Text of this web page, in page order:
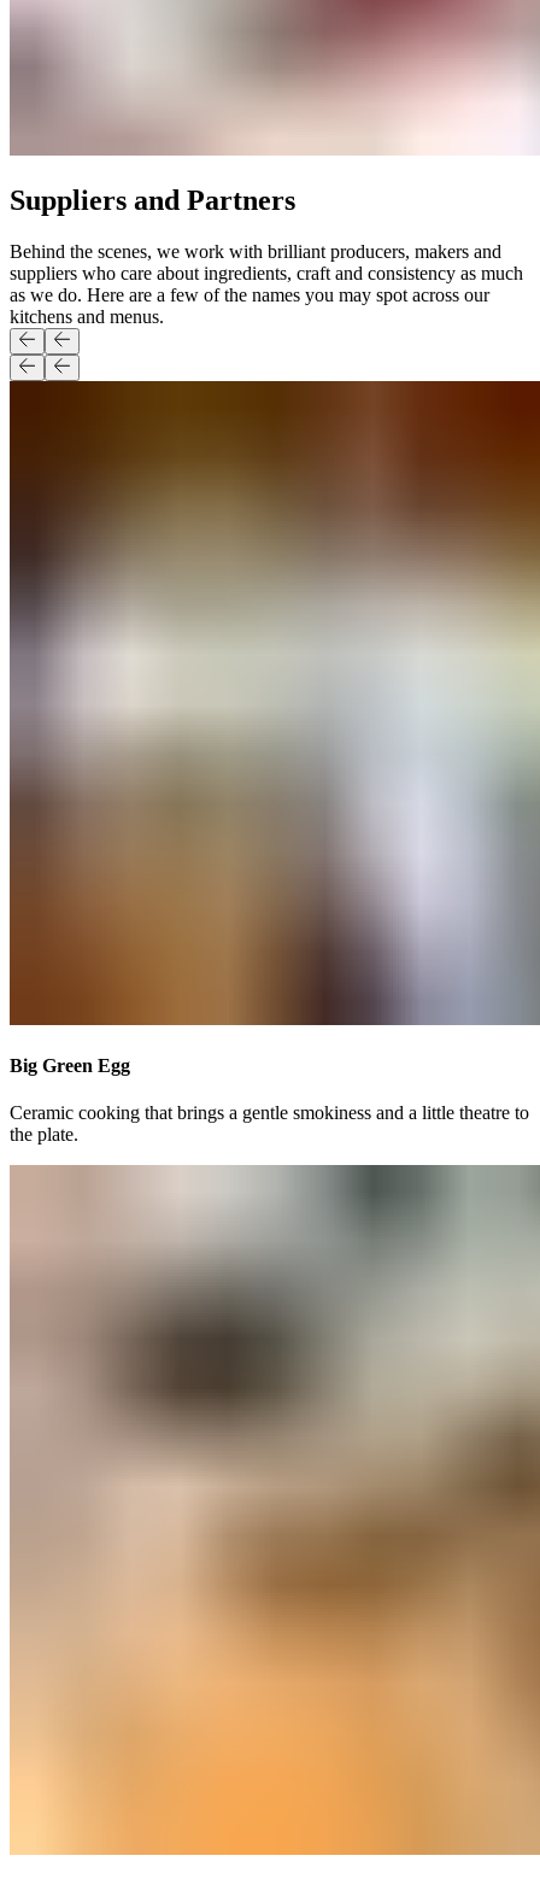
Suppliers and Partners​​​​‌ ‍ ​‍​‍‌‍ ‌ ​‍‌‍‍‌‌‍‌ ‌‍‍‌‌‍ ‍​‍​‍​ ‍‍​‍​‍‌ ​ ‌‍​‌‌‍ ‍‌‍‍‌‌ ‌​‌ ‍‌​‍ ‍‌‍‍‌‌‍ ​‍​‍​‍ ​​‍​‍‌‍‍​‌ ​‍‌‍‌‌‌‍‌‍​‍​‍​ ‍‍​‍​‍‌‍‍​‌ ‌​‌ ‌​‌ ​​‌ ​ ​ ‍‍​‍ ​‍ ‌‍ ​​‍ ‌‌‍​‌‌‍ ‍‌‍‌​​‍ ‌‌ ​‍​‍ ‌‌‍‍​‌‍ ‌ ‌​‌‍‌‌‌‍ ​‌ ​ ​‍ ‌‌ ​ ‌ ‌​‌ ‌‌‌‍‌​‌‍‍‌‌‍ ​‍ ‍‌ ‌‍‌‍‌‌‌ ​‍‌‍​ ‌‍‌‌‌‍ ​​‍ ‍‌‍​‌‌ ​​‌ ​​​‍ ‌‍‍‌‌‍ ‍‌ ‌​‌‍‌‌‌‍ ‍‌ ‌​​‍ ‌‍‌‌‌‍‌​‌‍‍‌‌ ‌​​‍ ‌‍ ‌‌‍ ‌‍‌​‌‍‌‌​ ‌‌ ​​‌ ​‍‌‍‌‌‌ ​ ‌‍‌‌‌‍ ‍‌ ‌​‌‍​‌‌ ‌​‌‍‍‌‌‍ ‌‍ ‍​ ‍ ‌‍‍‌‌‍‌​​ ‌‌‍​‍​ ‌‌‌‍‌‌​ ‌ ‌‍​‌​ ​​​ ‍​‌‍​‌​‍ ‌‌‍‌​​ ‍‌‌‍​ ​ ‌‌​‍ ‌​ ‌​‌‍‌‌​ ‍‌​ ‌ ​‍ ‌‌‍​‍​ ​‍​ ‌‌‌‍​‌​‍ ‌​ ​‍​ ‌‌​ ​‌​ ‍‌​ ​‌​ ​‍‌‍​ ​ ​‍‌‍​ ‌‍​‌‌‍‌‍‌‍‌‌​ ‍ ‌ ‌​‌ ‍‌‌ ​​‌‍‌‌​ ‌‌‍‍​‌‍ ‌ ‌​‌‍‌‌‌‍ ​‌‌​ ‌‍‍‌‌ ‌​‌‍‌‌‌‌​​‌‍​‌‌‍‌ ‌‍‌‌​ ‍ ‌ ​​‌‍​‌‌ ‌​‌‍‍​​ ‌‌ ​​‌‍​‌‌‍‌ ‌‍‌‌‌​​‍‌ ‌‌‌‍‍‌‌‍ ​‌‍‌​‌‍‌‌‌ ​‍​‍‌‌​ ‌‌‌​​‍‌‌ ‌‍‍ ‌‍‌‌‌ ‍‌​‍‌‌​ ​ ‌​‌​​‍‌‌​ ​ ‌​‌​​‍‌‌​ ​‍​ ​‍​ ​ ‌‍​‍‌‍​‍​ ​‌‌‍​ ‌‍‌‌​ ‌‌‌‍‌‍‌‍​‌‌‍​‌​ ‌‍​ ‌‍​‍‌‌​ ​‍​ ​‍​‍‌‌​ ‌‌‌​‌​​‍ ‍‌‍‍​‌‍‌‌‌‍​‌‌‍‌​‌‍‍‌‌‍ ‍‌‍‌ ​ ‌‍​‍‌‍​‌‌ ​ ‌‍‌‌‌‌‌‌‌ ​‍‌‍ ​​ ‌‌‍‍​‌ ‌​‌ ‌​‌ ​​‌ ​ ​‍‌‌​ ​ ‌​​‌​‍‌‌​ ​‍‌​‌‍​‍‌‌​ ​‍‌​‌‍‌‍ ​​‍ ‌‌‍​‌‌‍ ‍‌‍‌​​‍ ‌‌ ​‍​‍ ‌‌‍‍​‌‍ ‌ ‌​‌‍‌‌‌‍ ​‌ ​ ​‍ ‌‌ ​ ‌ ‌​‌ ‌‌‌‍‌​‌‍‍‌‌‍ ​‍ ‍‌ ‌‍‌‍‌‌‌ ​‍‌‍​ ‌‍‌‌‌‍ ​​‍ ‍‌‍​‌‌ ​​‌ ​​​‍‌‍‌‍‍‌‌‍‌​​ ‌‌‍​‍​ ‌‌‌‍‌‌​ ‌ ‌‍​‌​ ​​​ ‍​‌‍​‌​‍ ‌‌‍‌​​ ‍‌‌‍​ ​ ‌‌​‍ ‌​ ‌​‌‍‌‌​ ‍‌​ ‌ ​‍ ‌‌‍​‍​ ​‍​ ‌‌‌‍​‌​‍ ‌​ ​‍​ ‌‌​ ​‌​ ‍‌​ ​‌​ ​‍‌‍​ ​ ​‍‌‍​ ‌‍​‌‌‍‌‍‌‍‌‌​‍‌‍‌ ‌​‌ ‍‌‌ ​​‌‍‌‌​ ‌‌‍‍​‌‍ ‌ ‌​‌‍‌‌‌‍ ​‌‌​ ‌‍‍‌‌ ‌​‌‍‌‌‌‌​​‌‍​‌‌‍‌ ‌‍‌‌​‍‌‍‌ ​​‌‍​‌‌ ‌​‌‍‍​​ ‌‌ ​​‌‍​‌‌‍‌ ‌‍‌‌‌​​‍‌ ‌‌‌‍‍‌‌‍ ​‌‍‌​‌‍‌‌‌ ​‍​‍‌‌​ ‌‌‌​​‍‌‌ ‌‍‍ ‌‍‌‌‌ ‍‌​‍‌‌​ ​ ‌​‌​​‍‌‌​ ​ ‌​‌​​‍‌‌​ ​‍​ ​‍​ ​ ‌‍​‍‌‍​‍​ ​‌‌‍​ ‌‍‌‌​ ‌‌‌‍‌‍‌‍​‌‌‍​‌​ ‌‍​ ‌‍​‍‌‌​ ​‍​ ​‍​‍‌‌​ ‌‌‌​‌​​‍ ‍‌‍‍​‌‍‌‌‌‍​‌‌‍‌​‌‍‍‌‌‍ ‍‌‍‌ ​‍‌‍‌ ​​‌‍‌‌‌ ​‍‌ ​ ‌ ​​‌‍‌‌‌‍​ ‌ ‌​‌‍‍‌‌ ‌‍‌‍‌‌​ ‌‌ ​​‌ ‌‌‌‍​‍‌‍ ​‌‍‍‌‌ ​ ‌‍‍​‌‍‌‌‌‍‌​​‍​‍‌ ‌
Behind the scenes, we work with brilliant producers, makers and
suppliers who care about ingredients, craft and consistency as much
as we do. Here are a few of the names you may spot across our
kitchens and menus.​​​​‌ ‍ ​‍​‍‌‍ ‌ ​‍‌‍‍‌‌‍‌ ‌‍‍‌‌‍ ‍​‍​‍​ ‍‍​‍​‍‌ ​ ‌‍​‌‌‍ ‍‌‍‍‌‌ ‌​‌ ‍‌​‍ ‍‌‍‍‌‌‍ ​‍​‍​‍ ​​‍​‍‌‍‍​‌ ​‍‌‍‌‌‌‍‌‍​‍​‍​ ‍‍​‍​‍‌‍‍​‌ ‌​‌ ‌​‌ ​​‌ ​ ​ ‍‍​‍ ​‍ ‌‍ ​​‍ ‌‌‍​‌‌‍ ‍‌‍‌​​‍ ‌‌ ​‍​‍ ‌‌‍‍​‌‍ ‌ ‌​‌‍‌‌‌‍ ​‌ ​ ​‍ ‌‌ ​ ‌ ‌​‌ ‌‌‌‍‌​‌‍‍‌‌‍ ​‍ ‍‌ ‌‍‌‍‌‌‌ ​‍‌‍​ ‌‍‌‌‌‍ ​​‍ ‍‌‍​‌‌ ​​‌ ​​​‍ ‌‍‍‌‌‍ ‍‌ ‌​‌‍‌‌‌‍ ‍‌ ‌​​‍ ‌‍‌‌‌‍‌​‌‍‍‌‌ ‌​​‍ ‌‍ ‌‌‍ ‌‍‌​‌‍‌‌​ ‌‌ ​​‌ ​‍‌‍‌‌‌ ​ ‌‍‌‌‌‍ ‍‌ ‌​‌‍​‌‌ ‌​‌‍‍‌‌‍ ‌‍ ‍​ ‍ ‌‍‍‌‌‍‌​​ ‌‌‍​‍​ ‌‌‌‍‌‌​ ‌ ‌‍​‌​ ​​​ ‍​‌‍​‌​‍ ‌‌‍‌​​ ‍‌‌‍​ ​ ‌‌​‍ ‌​ ‌​‌‍‌‌​ ‍‌​ ‌ ​‍ ‌‌‍​‍​ ​‍​ ‌‌‌‍​‌​‍ ‌​ ​‍​ ‌‌​ ​‌​ ‍‌​ ​‌​ ​‍‌‍​ ​ ​‍‌‍​ ‌‍​‌‌‍‌‍‌‍‌‌​ ‍ ‌ ‌​‌ ‍‌‌ ​​‌‍‌‌​ ‌‌‍‍​‌‍ ‌ ‌​‌‍‌‌‌‍ ​‌‌​ ‌‍‍‌‌ ‌​‌‍‌‌‌‌​​‌‍​‌‌‍‌ ‌‍‌‌​ ‍ ‌ ​​‌‍​‌‌ ‌​‌‍‍​​ ‌‌ ​​‌‍​‌‌‍‌ ‌‍‌‌‌​​‍‌ ‌‌‌‍‍‌‌‍ ​‌‍‌​‌‍‌‌‌ ​‍​‍‌‌​ ‌‌‌​​‍‌‌ ‌‍‍ ‌‍‌‌‌ ‍‌​‍‌‌​ ​ ‌​‌​​‍‌‌​ ​ ‌​‌​​‍‌‌​ ​‍​ ​‍​ ​ ‌‍​‍‌‍​‍​ ​‌‌‍​ ‌‍‌‌​ ‌‌‌‍‌‍‌‍​‌‌‍​‌​ ‌‍​ ‌‍​‍‌‌​ ​‍​ ​‍​‍‌‌​ ‌‌‌​‌​​‍ ‍‌‍​‍‌‍ ‌‍‌​‌ ‍‌​ ‌‍​‍‌‍​‌‌ ​ ‌‍‌‌‌‌‌‌‌ ​‍‌‍ ​​ ‌‌‍‍​‌ ‌​‌ ‌​‌ ​​‌ ​ ​‍‌‌​ ​ ‌​​‌​‍‌‌​ ​‍‌​‌‍​‍‌‌​ ​‍‌​‌‍‌‍ ​​‍ ‌‌‍​‌‌‍ ‍‌‍‌​​‍ ‌‌ ​‍​‍ ‌‌‍‍​‌‍ ‌ ‌​‌‍‌‌‌‍ ​‌ ​ ​‍ ‌‌ ​ ‌ ‌​‌ ‌‌‌‍‌​‌‍‍‌‌‍ ​‍ ‍‌ ‌‍‌‍‌‌‌ ​‍‌‍​ ‌‍‌‌‌‍ ​​‍ ‍‌‍​‌‌ ​​‌ ​​​‍‌‍‌‍‍‌‌‍‌​​ ‌‌‍​‍​ ‌‌‌‍‌‌​ ‌ ‌‍​‌​ ​​​ ‍​‌‍​‌​‍ ‌‌‍‌​​ ‍‌‌‍​ ​ ‌‌​‍ ‌​ ‌​‌‍‌‌​ ‍‌​ ‌ ​‍ ‌‌‍​‍​ ​‍​ ‌‌‌‍​‌​‍ ‌​ ​‍​ ‌‌​ ​‌​ ‍‌​ ​‌​ ​‍‌‍​ ​ ​‍‌‍​ ‌‍​‌‌‍‌‍‌‍‌‌​‍‌‍‌ ‌​‌ ‍‌‌ ​​‌‍‌‌​ ‌‌‍‍​‌‍ ‌ ‌​‌‍‌‌‌‍ ​‌‌​ ‌‍‍‌‌ ‌​‌‍‌‌‌‌​​‌‍​‌‌‍‌ ‌‍‌‌​‍‌‍‌ ​​‌‍​‌‌ ‌​‌‍‍​​ ‌‌ ​​‌‍​‌‌‍‌ ‌‍‌‌‌​​‍‌ ‌‌‌‍‍‌‌‍ ​‌‍‌​‌‍‌‌‌ ​‍​‍‌‌​ ‌‌‌​​‍‌‌ ‌‍‍ ‌‍‌‌‌ ‍‌​‍‌‌​ ​ ‌​‌​​‍‌‌​ ​ ‌​‌​​‍‌‌​ ​‍​ ​‍​ ​ ‌‍​‍‌‍​‍​ ​‌‌‍​ ‌‍‌‌​ ‌‌‌‍‌‍‌‍​‌‌‍​‌​ ‌‍​ ‌‍​‍‌‌​ ​‍​ ​‍​‍‌‌​ ‌‌‌​‌​​‍ ‍‌‍​‍‌‍ ‌‍‌​‌ ‍‌​‍‌‍‌ ​​‌‍‌‌‌ ​‍‌ ​ ‌ ​​‌‍‌‌‌‍​ ‌ ‌​‌‍‍‌‌ ‌‍‌‍‌‌​ ‌‌ ​​‌ ‌‌‌‍​‍‌‍ ​‌‍‍‌‌ ​ ‌‍‍​‌‍‌‌‌‍‌​​‍​‍‌ ‌
Big Green Egg​​​​‌ ‍ ​‍​‍‌‍ ‌ ​‍‌‍‍‌‌‍‌ ‌‍‍‌‌‍ ‍​‍​‍​ ‍‍​‍​‍‌ ​ ‌‍​‌‌‍ ‍‌‍‍‌‌ ‌​‌ ‍‌​‍ ‍‌‍‍‌‌‍ ​‍​‍​‍ ​​‍​‍‌‍‍​‌ ​‍‌‍‌‌‌‍‌‍​‍​‍​ ‍‍​‍​‍‌‍‍​‌ ‌​‌ ‌​‌ ​​‌ ​ ​ ‍‍​‍ ​‍ ‌‍ ​​‍ ‌‌‍​‌‌‍ ‍‌‍‌​​‍ ‌‌ ​‍​‍ ‌‌‍‍​‌‍ ‌ ‌​‌‍‌‌‌‍ ​‌ ​ ​‍ ‌‌ ​ ‌ ‌​‌ ‌‌‌‍‌​‌‍‍‌‌‍ ​‍ ‍‌ ‌‍‌‍‌‌‌ ​‍‌‍​ ‌‍‌‌‌‍ ​​‍ ‍‌‍​‌‌ ​​‌ ​​​‍ ‌‍‍‌‌‍ ‍‌ ‌​‌‍‌‌‌‍ ‍‌ ‌​​‍ ‌‍‌‌‌‍‌​‌‍‍‌‌ ‌​​‍ ‌‍ ‌‌‍ ‌‍‌​‌‍‌‌​ ‌‌ ​​‌ ​‍‌‍‌‌‌ ​ ‌‍‌‌‌‍ ‍‌ ‌​‌‍​‌‌ ‌​‌‍‍‌‌‍ ‌‍ ‍​ ‍ ‌‍‍‌‌‍‌​​ ‌‌‍​‍​ ‌‌‌‍‌‌​ ‌ ‌‍​‌​ ​​​ ‍​‌‍​‌​‍ ‌‌‍‌​​ ‍‌‌‍​ ​ ‌‌​‍ ‌​ ‌​‌‍‌‌​ ‍‌​ ‌ ​‍ ‌‌‍​‍​ ​‍​ ‌‌‌‍​‌​‍ ‌​ ​‍​ ‌‌​ ​‌​ ‍‌​ ​‌​ ​‍‌‍​ ​ ​‍‌‍​ ‌‍​‌‌‍‌‍‌‍‌‌​ ‍ ‌ ‌​‌ ‍‌‌ ​​‌‍‌‌​ ‌‌‍‍​‌‍ ‌ ‌​‌‍‌‌‌‍ ​‌‌​ ‌‍‍‌‌ ‌​‌‍‌‌‌‌​​‌‍​‌‌‍‌ ‌‍‌‌​ ‍ ‌ ​​‌‍​‌‌ ‌​‌‍‍​​ ‌‌ ​​‌‍​‌‌‍‌ ‌‍‌‌‌​​‍‌ ‌‌‌‍‍‌‌‍ ​‌‍‌​‌‍‌‌‌ ​‍​‍‌‌​ ‌‌‌​​‍‌‌ ‌‍‍ ‌‍‌‌‌ ‍‌​‍‌‌​ ​ ‌​‌​​‍‌‌​ ​ ‌​‌​​‍‌‌​ ​‍​ ​‍​ ​ ‌‍​‍‌‍​‍​ ​‌‌‍​ ‌‍‌‌​ ‌‌‌‍‌‍‌‍​‌‌‍​‌​ ‌‍​ ‌‍​‍‌‌​ ​‍​ ​‍​‍‌‌​ ‌‌‌​‌​​‍ ‍‌ ​ ‌‍‌‌‌‍​ ‌ ‌​‌‍‍‌‌‍ ‌‍ ‍‌ ​ ​‍‌‌​ ‌‌‌​​‍‌‌ ‌‍‍ ‌‍‌‌‌ ‍‌​‍‌‌​ ​ ‌​‌​​‍‌‌​ ​ ‌​‌​​‍‌‌​ ​‍​ ​‍‌‍​ ​ ​ ‌‍​‍​ ‌ ‌‍‌‌​ ​​​ ​​‌‍‌​​ ‌ ​ ‍‌​ ‌ ‌‍​‌​‍‌‌​ ​‍​ ​‍​‍‌‌​ ‌‌‌​‌​​‍ ‍‌ ​ ‌‍‌‌‌‍​ ‌ ‌​‌‍‍‌‌‍ ‌‍ ‍‌​​ ‌‍ ‌‍ ‍‌ ‌​‌‍‌‌‌‍ ‍‌ ‌​​‍‌‌​ ‌‌‌​​‍‌‌ ‌‍‍ ‌‍‌‌‌ ‍‌​‍‌‌​ ​ ‌​‌​​‍‌‌​ ​ ‌​‌​​‍‌‌​ ​‍​ ​‍​ ‌​‌‍‌‍‌‍​‍‌‍​‌​ ​‍​ ‌‍‌‍‌‍​ ‌​​ ‌​​ ‌ ​ ​‍​ ‌‌​‍‌‌​ ​‍​ ​‍​‍‌‌​ ‌‌‌​‌​​‍ ‍‌ ‌​‌‍‍‌‌ ‌​‌‍ ​‌‍‌‌​ ‌‍​‍‌‍​‌‌ ​ ‌‍‌‌‌‌‌‌‌ ​‍‌‍ ​​ ‌‌‍‍​‌ ‌​‌ ‌​‌ ​​‌ ​ ​‍‌‌​ ​ ‌​​‌​‍‌‌​ ​‍‌​‌‍​‍‌‌​ ​‍‌​‌‍‌‍ ​​‍ ‌‌‍​‌‌‍ ‍‌‍‌​​‍ ‌‌ ​‍​‍ ‌‌‍‍​‌‍ ‌ ‌​‌‍‌‌‌‍ ​‌ ​ ​‍ ‌‌ ​ ‌ ‌​‌ ‌‌‌‍‌​‌‍‍‌‌‍ ​‍ ‍‌ ‌‍‌‍‌‌‌ ​‍‌‍​ ‌‍‌‌‌‍ ​​‍ ‍‌‍​‌‌ ​​‌ ​​​‍‌‍‌‍‍‌‌‍‌​​ ‌‌‍​‍​ ‌‌‌‍‌‌​ ‌ ‌‍​‌​ ​​​ ‍​‌‍​‌​‍ ‌‌‍‌​​ ‍‌‌‍​ ​ ‌‌​‍ ‌​ ‌​‌‍‌‌​ ‍‌​ ‌ ​‍ ‌‌‍​‍​ ​‍​ ‌‌‌‍​‌​‍ ‌​ ​‍​ ‌‌​ ​‌​ ‍‌​ ​‌​ ​‍‌‍​ ​ ​‍‌‍​ ‌‍​‌‌‍‌‍‌‍‌‌​‍‌‍‌ ‌​‌ ‍‌‌ ​​‌‍‌‌​ ‌‌‍‍​‌‍ ‌ ‌​‌‍‌‌‌‍ ​‌‌​ ‌‍‍‌‌ ‌​‌‍‌‌‌‌​​‌‍​‌‌‍‌ ‌‍‌‌​‍‌‍‌ ​​‌‍​‌‌ ‌​‌‍‍​​ ‌‌ ​​‌‍​‌‌‍‌ ‌‍‌‌‌​​‍‌ ‌‌‌‍‍‌‌‍ ​‌‍‌​‌‍‌‌‌ ​‍​‍‌‌​ ‌‌‌​​‍‌‌ ‌‍‍ ‌‍‌‌‌ ‍‌​‍‌‌​ ​ ‌​‌​​‍‌‌​ ​ ‌​‌​​‍‌‌​ ​‍​ ​‍​ ​ ‌‍​‍‌‍​‍​ ​‌‌‍​ ‌‍‌‌​ ‌‌‌‍‌‍‌‍​‌‌‍​‌​ ‌‍​ ‌‍​‍‌‌​ ​‍​ ​‍​‍‌‌​ ‌‌‌​‌​​‍ ‍‌ ​ ‌‍‌‌‌‍​ ‌ ‌​‌‍‍‌‌‍ ‌‍ ‍‌ ​ ​‍‌‌​ ‌‌‌​​‍‌‌ ‌‍‍ ‌‍‌‌‌ ‍‌​‍‌‌​ ​ ‌​‌​​‍‌‌​ ​ ‌​‌​​‍‌‌​ ​‍​ ​‍‌‍​ ​ ​ ‌‍​‍​ ‌ ‌‍‌‌​ ​​​ ​​‌‍‌​​ ‌ ​ ‍‌​ ‌ ‌‍​‌​‍‌‌​ ​‍​ ​‍​‍‌‌​ ‌‌‌​‌​​‍ ‍‌ ​ ‌‍‌‌‌‍​ ‌ ‌​‌‍‍‌‌‍ ‌‍ ‍‌​​ ‌‍ ‌‍ ‍‌ ‌​‌‍‌‌‌‍ ‍‌ ‌​​‍‌‌​ ‌‌‌​​‍‌‌ ‌‍‍ ‌‍‌‌‌ ‍‌​‍‌‌​ ​ ‌​‌​​‍‌‌​ ​ ‌​‌​​‍‌‌​ ​‍​ ​‍​ ‌​‌‍‌‍‌‍​‍‌‍​‌​ ​‍​ ‌‍‌‍‌‍​ ‌​​ ‌​​ ‌ ​ ​‍​ ‌‌​‍‌‌​ ​‍​ ​‍​‍‌‌​ ‌‌‌​‌​​‍ ‍‌ ‌​‌‍‍‌‌ ‌​‌‍ ​‌‍‌‌​‍‌‍‌ ​​‌‍‌‌‌ ​‍‌ ​ ‌ ​​‌‍‌‌‌‍​ ‌ ‌​‌‍‍‌‌ ‌‍‌‍‌‌​ ‌‌ ​​‌ ‌‌‌‍​‍‌‍ ​‌‍‍‌‌ ​ ‌‍‍​‌‍‌‌‌‍‌​​‍​‍‌ ‌
Ceramic cooking that brings a gentle smokiness and a little theatre to
the plate. ​​​​‌ ‍ ​‍​‍‌‍ ‌ ​‍‌‍‍‌‌‍‌ ‌‍‍‌‌‍ ‍​‍​‍​ ‍‍​‍​‍‌ ​ ‌‍​‌‌‍ ‍‌‍‍‌‌ ‌​‌ ‍‌​‍ ‍‌‍‍‌‌‍ ​‍​‍​‍ ​​‍​‍‌‍‍​‌ ​‍‌‍‌‌‌‍‌‍​‍​‍​ ‍‍​‍​‍‌‍‍​‌ ‌​‌ ‌​‌ ​​‌ ​ ​ ‍‍​‍ ​‍ ‌‍ ​​‍ ‌‌‍​‌‌‍ ‍‌‍‌​​‍ ‌‌ ​‍​‍ ‌‌‍‍​‌‍ ‌ ‌​‌‍‌‌‌‍ ​‌ ​ ​‍ ‌‌ ​ ‌ ‌​‌ ‌‌‌‍‌​‌‍‍‌‌‍ ​‍ ‍‌ ‌‍‌‍‌‌‌ ​‍‌‍​ ‌‍‌‌‌‍ ​​‍ ‍‌‍​‌‌ ​​‌ ​​​‍ ‌‍‍‌‌‍ ‍‌ ‌​‌‍‌‌‌‍ ‍‌ ‌​​‍ ‌‍‌‌‌‍‌​‌‍‍‌‌ ‌​​‍ ‌‍ ‌‌‍ ‌‍‌​‌‍‌‌​ ‌‌ ​​‌ ​‍‌‍‌‌‌ ​ ‌‍‌‌‌‍ ‍‌ ‌​‌‍​‌‌ ‌​‌‍‍‌‌‍ ‌‍ ‍​ ‍ ‌‍‍‌‌‍‌​​ ‌‌‍​‍​ ‌‌‌‍‌‌​ ‌ ‌‍​‌​ ​​​ ‍​‌‍​‌​‍ ‌‌‍‌​​ ‍‌‌‍​ ​ ‌‌​‍ ‌​ ‌​‌‍‌‌​ ‍‌​ ‌ ​‍ ‌‌‍​‍​ ​‍​ ‌‌‌‍​‌​‍ ‌​ ​‍​ ‌‌​ ​‌​ ‍‌​ ​‌​ ​‍‌‍​ ​ ​‍‌‍​ ‌‍​‌‌‍‌‍‌‍‌‌​ ‍ ‌ ‌​‌ ‍‌‌ ​​‌‍‌‌​ ‌‌‍‍​‌‍ ‌ ‌​‌‍‌‌‌‍ ​‌‌​ ‌‍‍‌‌ ‌​‌‍‌‌‌‌​​‌‍​‌‌‍‌ ‌‍‌‌​ ‍ ‌ ​​‌‍​‌‌ ‌​‌‍‍​​ ‌‌ ​​‌‍​‌‌‍‌ ‌‍‌‌‌​​‍‌ ‌‌‌‍‍‌‌‍ ​‌‍‌​‌‍‌‌‌ ​‍​‍‌‌​ ‌‌‌​​‍‌‌ ‌‍‍ ‌‍‌‌‌ ‍‌​‍‌‌​ ​ ‌​‌​​‍‌‌​ ​ ‌​‌​​‍‌‌​ ​‍​ ​‍​ ​ ‌‍​‍‌‍​‍​ ​‌‌‍​ ‌‍‌‌​ ‌‌‌‍‌‍‌‍​‌‌‍​‌​ ‌‍​ ‌‍​‍‌‌​ ​‍​ ​‍​‍‌‌​ ‌‌‌​‌​​‍ ‍‌ ​ ‌‍‌‌‌‍​ ‌ ‌​‌‍‍‌‌‍ ‌‍ ‍‌ ​ ​‍‌‌​ ‌‌‌​​‍‌‌ ‌‍‍ ‌‍‌‌‌ ‍‌​‍‌‌​ ​ ‌​‌​​‍‌‌​ ​ ‌​‌​​‍‌‌​ ​‍​ ​‍‌‍​ ​ ​ ‌‍​‍​ ‌ ‌‍‌‌​ ​​​ ​​‌‍‌​​ ‌ ​ ‍‌​ ‌ ‌‍​‌​‍‌‌​ ​‍​ ​‍​‍‌‌​ ‌‌‌​‌​​‍ ‍‌ ​ ‌‍‌‌‌‍​ ‌ ‌​‌‍‍‌‌‍ ‌‍ ‍‌​​ ‌‍ ‌‍ ‍‌ ‌​‌‍‌‌‌‍ ‍‌ ‌​​‍‌‌​ ‌‌‌​​‍‌‌ ‌‍‍ ‌‍‌‌‌ ‍‌​‍‌‌​ ​ ‌​‌​​‍‌‌​ ​ ‌​‌​​‍‌‌​ ​‍​ ​‍​ ‌​‌‍‌‍‌‍​‍‌‍​‌​ ​‍​ ‌‍‌‍‌‍​ ‌​​ ‌​​ ‌ ​ ​‍​ ‌‌​‍‌‌​ ​‍​ ​‍​‍‌‌​ ‌‌‌​‌​​‍ ‍‌‍‌‌‌ ‍​‌‍​ ‌‍‌‌‌ ​‍‌ ​​‌ ‌​​ ‌‍​‍‌‍​‌‌ ​ ‌‍‌‌‌‌‌‌‌ ​‍‌‍ ​​ ‌‌‍‍​‌ ‌​‌ ‌​‌ ​​‌ ​ ​‍‌‌​ ​ ‌​​‌​‍‌‌​ ​‍‌​‌‍​‍‌‌​ ​‍‌​‌‍‌‍ ​​‍ ‌‌‍​‌‌‍ ‍‌‍‌​​‍ ‌‌ ​‍​‍ ‌‌‍‍​‌‍ ‌ ‌​‌‍‌‌‌‍ ​‌ ​ ​‍ ‌‌ ​ ‌ ‌​‌ ‌‌‌‍‌​‌‍‍‌‌‍ ​‍ ‍‌ ‌‍‌‍‌‌‌ ​‍‌‍​ ‌‍‌‌‌‍ ​​‍ ‍‌‍​‌‌ ​​‌ ​​​‍‌‍‌‍‍‌‌‍‌​​ ‌‌‍​‍​ ‌‌‌‍‌‌​ ‌ ‌‍​‌​ ​​​ ‍​‌‍​‌​‍ ‌‌‍‌​​ ‍‌‌‍​ ​ ‌‌​‍ ‌​ ‌​‌‍‌‌​ ‍‌​ ‌ ​‍ ‌‌‍​‍​ ​‍​ ‌‌‌‍​‌​‍ ‌​ ​‍​ ‌‌​ ​‌​ ‍‌​ ​‌​ ​‍‌‍​ ​ ​‍‌‍​ ‌‍​‌‌‍‌‍‌‍‌‌​‍‌‍‌ ‌​‌ ‍‌‌ ​​‌‍‌‌​ ‌‌‍‍​‌‍ ‌ ‌​‌‍‌‌‌‍ ​‌‌​ ‌‍‍‌‌ ‌​‌‍‌‌‌‌​​‌‍​‌‌‍‌ ‌‍‌‌​‍‌‍‌ ​​‌‍​‌‌ ‌​‌‍‍​​ ‌‌ ​​‌‍​‌‌‍‌ ‌‍‌‌‌​​‍‌ ‌‌‌‍‍‌‌‍ ​‌‍‌​‌‍‌‌‌ ​‍​‍‌‌​ ‌‌‌​​‍‌‌ ‌‍‍ ‌‍‌‌‌ ‍‌​‍‌‌​ ​ ‌​‌​​‍‌‌​ ​ ‌​‌​​‍‌‌​ ​‍​ ​‍​ ​ ‌‍​‍‌‍​‍​ ​‌‌‍​ ‌‍‌‌​ ‌‌‌‍‌‍‌‍​‌‌‍​‌​ ‌‍​ ‌‍​‍‌‌​ ​‍​ ​‍​‍‌‌​ ‌‌‌​‌​​‍ ‍‌ ​ ‌‍‌‌‌‍​ ‌ ‌​‌‍‍‌‌‍ ‌‍ ‍‌ ​ ​‍‌‌​ ‌‌‌​​‍‌‌ ‌‍‍ ‌‍‌‌‌ ‍‌​‍‌‌​ ​ ‌​‌​​‍‌‌​ ​ ‌​‌​​‍‌‌​ ​‍​ ​‍‌‍​ ​ ​ ‌‍​‍​ ‌ ‌‍‌‌​ ​​​ ​​‌‍‌​​ ‌ ​ ‍‌​ ‌ ‌‍​‌​‍‌‌​ ​‍​ ​‍​‍‌‌​ ‌‌‌​‌​​‍ ‍‌ ​ ‌‍‌‌‌‍​ ‌ ‌​‌‍‍‌‌‍ ‌‍ ‍‌​​ ‌‍ ‌‍ ‍‌ ‌​‌‍‌‌‌‍ ‍‌ ‌​​‍‌‌​ ‌‌‌​​‍‌‌ ‌‍‍ ‌‍‌‌‌ ‍‌​‍‌‌​ ​ ‌​‌​​‍‌‌​ ​ ‌​‌​​‍‌‌​ ​‍​ ​‍​ ‌​‌‍‌‍‌‍​‍‌‍​‌​ ​‍​ ‌‍‌‍‌‍​ ‌​​ ‌​​ ‌ ​ ​‍​ ‌‌​‍‌‌​ ​‍​ ​‍​‍‌‌​ ‌‌‌​‌​​‍ ‍‌‍‌‌‌ ‍​‌‍​ ‌‍‌‌‌ ​‍‌ ​​‌ ‌​​‍‌‍‌ ​​‌‍‌‌‌ ​‍‌ ​ ‌ ​​‌‍‌‌‌‍​ ‌ ‌​‌‍‍‌‌ ‌‍‌‍‌‌​ ‌‌ ​​‌ ‌‌‌‍​‍‌‍ ​‌‍‍‌‌ ​ ‌‍‍​‌‍‌‌‌‍‌​​‍​‍‌ ‌